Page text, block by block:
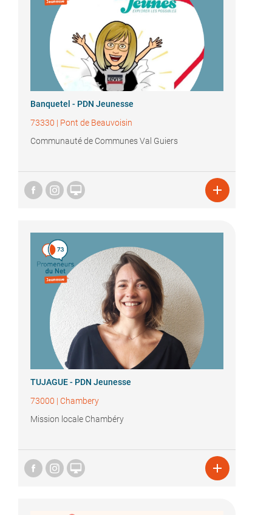
Banquetel - PDN Jeunesse
73330 | Pont de Beauvoisin
Communauté de Communes Val Guiers
 
TUJAGUE - PDN Jeunesse
73000 | Chambery
Mission locale Chambéry
 